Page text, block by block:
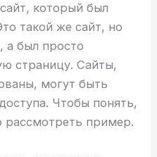
который был
такой же сайт, но
а был просто
страницу. Сайты,
могут быть
Чтобы понять,
рассмотреть пример.